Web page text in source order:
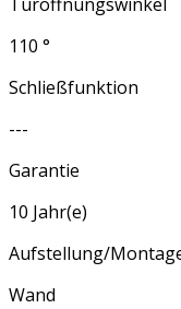
110 °
Schließfunktion
---
Garantie
10 Jahr(e)
Aufstellung/
Wand